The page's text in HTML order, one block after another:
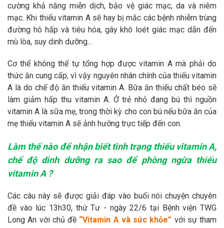
cường khả năng miễn dịch, bảo vệ giác mạc, da và niêm
mạc. Khi thiếu vitamin A sẽ hay bị mắc các bệnh nhiễm trùng
đường hô hấp và tiêu hóa, gây khô loét giác mạc dẫn đến
mù lòa, suy dinh dưỡng...
Cơ thể không thể tự tổng hợp được vitamin A mà phải do
thức ăn cung cấp, vì vậy nguyên nhân chính của thiếu vitamin
A là do chế độ ăn thiếu vitamin A. Bữa ăn thiếu chất béo sẽ
làm giảm hấp thu vitamin A. Ở trẻ nhỏ đang bú thì nguồn
vitamin A là sữa mẹ, trong thời kỳ cho con bú nếu bữa ăn của
mẹ thiếu vitamin A sẽ ảnh hưởng trực tiếp đến con.
Làm thế nào để nhận biết tình trạng thiếu vitamin A,
chế độ dinh dưỡng ra sao để phòng ngừa thiếu
vitamin A ?
Các câu này sẽ được giải đáp vào buổi nói chuyện chuyên
đề vào lúc 13h30, thứ Tư - ngày 22/6 tại Bệnh viện TWG
Long An với chủ đề “Vitamin A và sức khỏe” với sự tham